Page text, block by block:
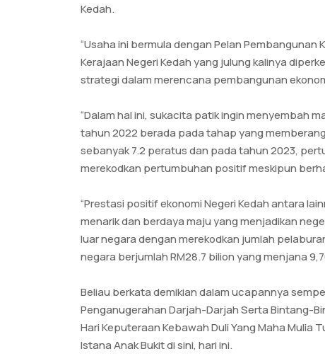
Kedah.
“Usaha ini bermula dengan Pelan Pembangunan
Kerajaan Negeri Kedah yang julung kalinya
strategi dalam merencana pembangunan
“Dalam hal ini, sukacita patik ingin menyembah
tahun 2022 berada pada tahap yang
sebanyak 7.2 peratus dan pada tahun 2023,
merekodkan pertumbuhan positif meskipun
“Prestasi positif ekonomi Negeri Kedah antara
menarik dan berdaya maju yang menjadikan
luar negara dengan merekodkan jumlah
negara berjumlah RM28.7 bilion yang menjana
Beliau berkata demikian dalam ucapannya
Penganugerahan Darjah-Darjah Serta Bintang-
Hari Keputeraan Kebawah Duli Yang Maha Mulia
Istana Anak Bukit di sini, hari ini.